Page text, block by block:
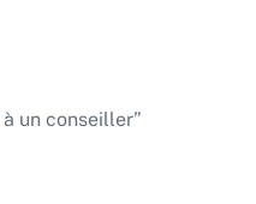
un conseiller”